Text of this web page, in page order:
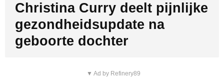
Christina Curry deelt pijnlijke
gezondheidsupdate na
geboorte dochter
▼ Ad by Refinery89